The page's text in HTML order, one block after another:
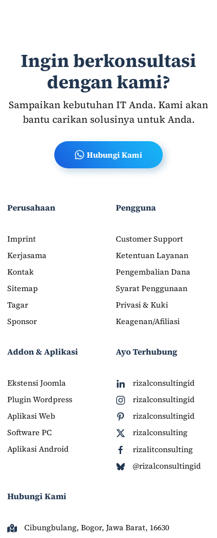
Ingin berkonsultasi
dengan kami?
Sampaikan kebutuhan IT Anda. Kami akan
bantu carikan solusinya untuk Anda.
Hubungi Kami
Perusahaan
Imprint
Kerjasama
Kontak
Sitemap
Tagar
Sponsor
Pengguna
Customer Support
Ketentuan Layanan
Pengembalian Dana
Syarat Penggunaan
Privasi & Kuki
Keagenan/Afiliasi
Addon & Aplikasi
Ekstensi Joomla
Plugin Wordpress
Aplikasi Web
Software PC
Aplikasi Android
Ayo Terhubung
rizalconsultingid
rizalconsultingid
rizalconsultingid
rizalconsulting
rizalitconsulting
@rizalconsultingid
Hubungi Kami
Cibungbulang, Bogor, Jawa Barat, 16630